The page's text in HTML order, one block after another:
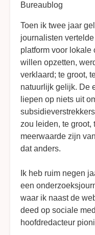
Bureaublog
Toen ik twee jaar
journalisten
platform voor
willen opzetten,
verklaard; te groot,
natuurlijk gelijk. De
liepen op niets uit
zou leiden, te groot,
meerwaarde zijn
dat anders.
Ik heb ruim negen
een
waar ik naast de
deed op sociale
hoofdredacteur